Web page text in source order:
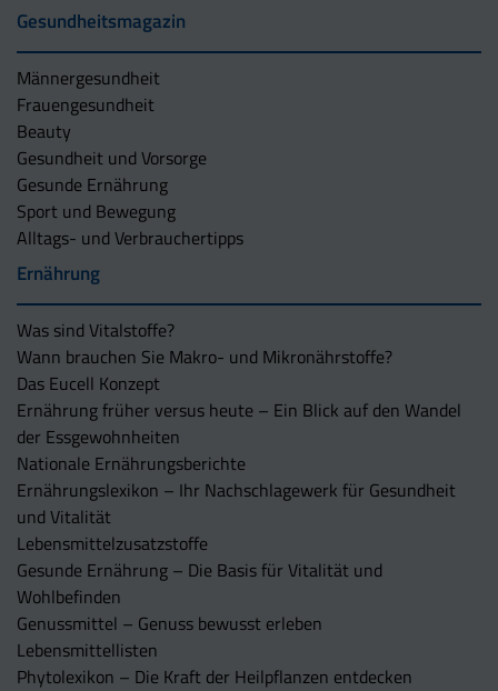
Gesundheitsmagazin
Männergesundheit
Frauengesundheit
Beauty
Gesundheit und Vorsorge
Gesunde Ernährung
Sport und Bewegung
Alltags- und Verbrauchertipps
Ernährung
Was sind Vitalstoffe?
Wann brauchen Sie Makro- und Mikronährstoffe?
Das Eucell Konzept
Ernährung früher versus heute – Ein Blick auf den Wandel
der Essgewohnheiten
Nationale Ernährungsberichte
Ernährungslexikon – Ihr Nachschlagewerk für Gesundheit
und Vitalität
Lebensmittelzusatzstoffe
Gesunde Ernährung – Die Basis für Vitalität und
Wohlbefinden
Genussmittel – Genuss bewusst erleben
Lebensmittellisten
Phytolexikon – Die Kraft der Heilpflanzen entdecken